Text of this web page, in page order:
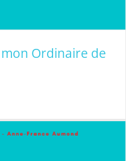
Ordinaire de